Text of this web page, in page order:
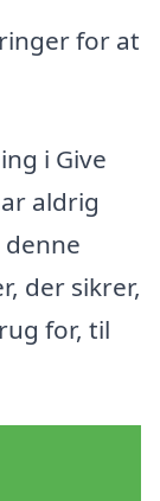
for at
i Give
aldrig
der sikrer,
for, til